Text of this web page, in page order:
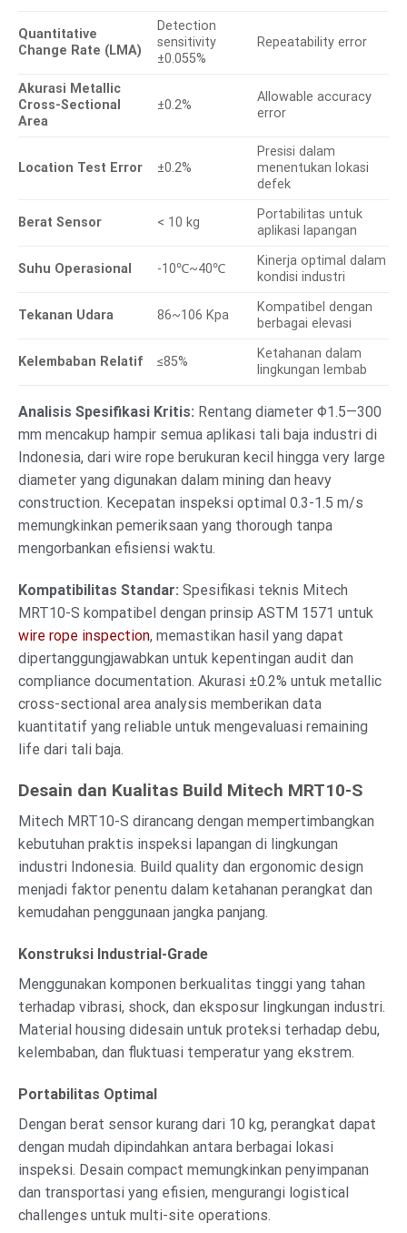
Quantitative
Change Rate (LMA)
Detection
sensitivity
±0.055%
Repeatability error
Akurasi Metallic
Cross-Sectional
Area
±0.2%
Allowable accuracy
error
Location Test Error ±0.2%
Presisi dalam
menentukan lokasi
defek
Berat Sensor < 10 kg
Portabilitas untuk
aplikasi lapangan
Suhu Operasional -10℃~40℃
Kinerja optimal dalam
kondisi industri
Tekanan Udara 86~106 Kpa
Kompatibel dengan
berbagai elevasi
Kelembaban Relatif ≤85%
Ketahanan dalam
lingkungan lembab
Analisis Spesifikasi Kritis: Rentang diameter Φ1.5—300
mm mencakup hampir semua aplikasi tali baja industri di
Indonesia, dari wire rope berukuran kecil hingga very large
diameter yang digunakan dalam mining dan heavy
construction. Kecepatan inspeksi optimal 0.3-1.5 m/s
memungkinkan pemeriksaan yang thorough tanpa
mengorbankan efisiensi waktu.
Kompatibilitas Standar: Spesifikasi teknis Mitech
MRT10-S kompatibel dengan prinsip ASTM 1571 untuk
wire rope inspection, memastikan hasil yang dapat
dipertanggungjawabkan untuk kepentingan audit dan
compliance documentation. Akurasi ±0.2% untuk metallic
cross-sectional area analysis memberikan data
kuantitatif yang reliable untuk mengevaluasi remaining
life dari tali baja.
Desain dan Kualitas Build Mitech MRT10-S
Mitech MRT10-S dirancang dengan mempertimbangkan
kebutuhan praktis inspeksi lapangan di lingkungan
industri Indonesia. Build quality dan ergonomic design
menjadi faktor penentu dalam ketahanan perangkat dan
kemudahan penggunaan jangka panjang.
Konstruksi Industrial-Grade
Menggunakan komponen berkualitas tinggi yang tahan
terhadap vibrasi, shock, dan eksposur lingkungan industri.
Material housing didesain untuk proteksi terhadap debu,
kelembaban, dan fluktuasi temperatur yang ekstrem.
Portabilitas Optimal
Dengan berat sensor kurang dari 10 kg, perangkat dapat
dengan mudah dipindahkan antara berbagai lokasi
inspeksi. Desain compact memungkinkan penyimpanan
dan transportasi yang efisien, mengurangi logistical
challenges untuk multi-site operations.